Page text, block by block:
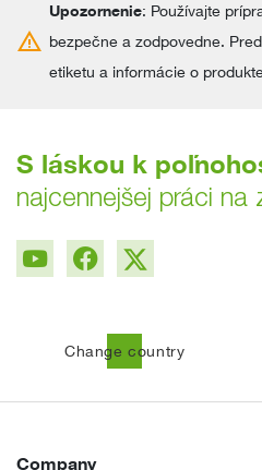
warning
Upozornenie: Používajte
bezpečne a zodpovedne.
etiketu a informácie o
S láskou k
najcennejšej práci na
Change country
Company